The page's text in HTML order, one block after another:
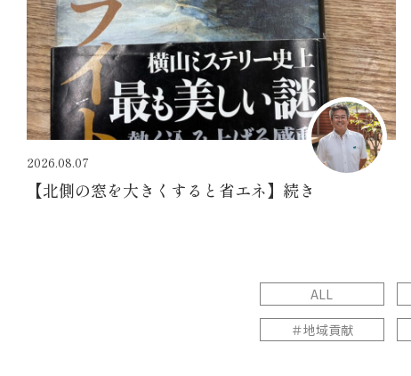
2026.08.07
【北側の窓を大きくすると省エネ】続き
ALL
＃地域貢献